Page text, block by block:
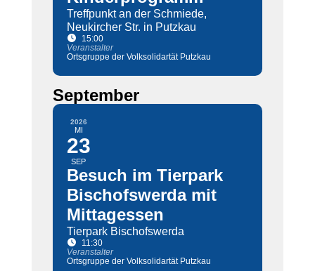
Treffpunkt an der Schmiede,
Neukircher Str. in Putzkau
15:00
Veranstalter
Ortsgruppe der Volksolidartät Putzkau
September
2026
MI
23
SEP
Besuch im Tierpark
Bischofswerda mit
Mittagessen
Tierpark Bischofswerda
11:30
Veranstalter
Ortsgruppe der Volksolidartät Putzkau